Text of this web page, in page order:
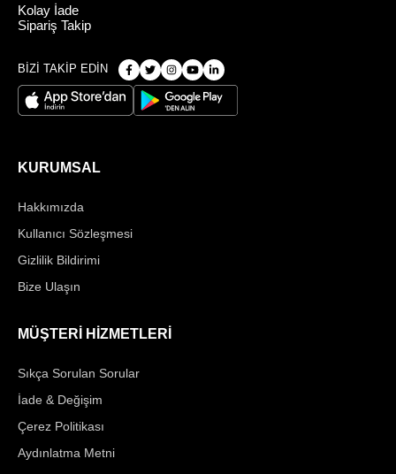
Kolay İade
Sipariş Takip
BİZİ TAKİP EDİN
KURUMSAL
Hakkımızda
Kullanıcı Sözleşmesi
Gizlilik Bildirimi
Bize Ulaşın
MÜŞTERİ HİZMETLERİ
Sıkça Sorulan Sorular
İade & Değişim
Çerez Politikası
Aydınlatma Metni